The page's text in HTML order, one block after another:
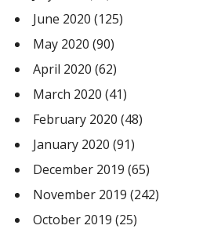
June 2020 (125)
May 2020 (90)
April 2020 (62)
March 2020 (41)
February 2020 (48)
January 2020 (91)
December 2019 (65)
November 2019 (242)
October 2019 (25)